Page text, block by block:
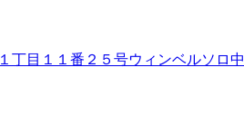
丁目１１番２５号ウィンベルソロ